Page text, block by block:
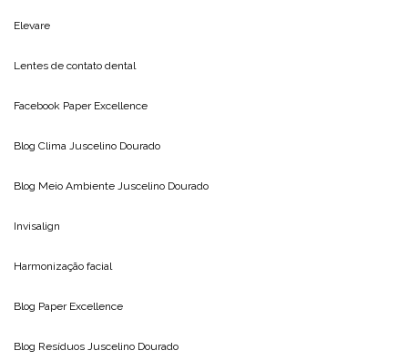
Elevare
Lentes de contato dental
Facebook Paper Excellence
Blog Clima Juscelino Dourado
Blog Meio Ambiente Juscelino Dourado
Invisalign
Harmonização facial
Blog Paper Excellence
Blog Resíduos Juscelino Dourado